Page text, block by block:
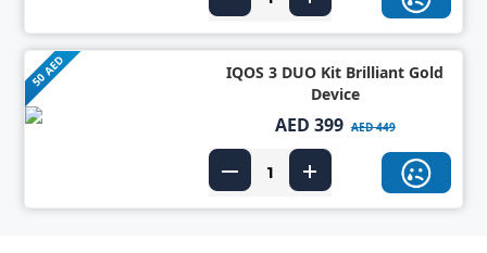
50 AED
IQOS 3 DUO Kit Brilliant Gold
Device
AED 399 AED 449